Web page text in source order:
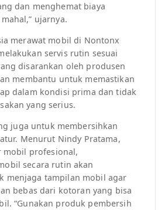
dan menghemat biaya
ujarnya.
merawat mobil di Nontonx
servis rutin sesuai
disarankan oleh produsen
membantu untuk memastikan
dalam kondisi prima dan tidak
yang serius.
juga untuk membersihkan
Menurut Nindy Pratama,
mobil profesional,
secara rutin akan
menjaga tampilan mobil agar
bebas dari kotoran yang bisa
“Gunakan produk pembersih